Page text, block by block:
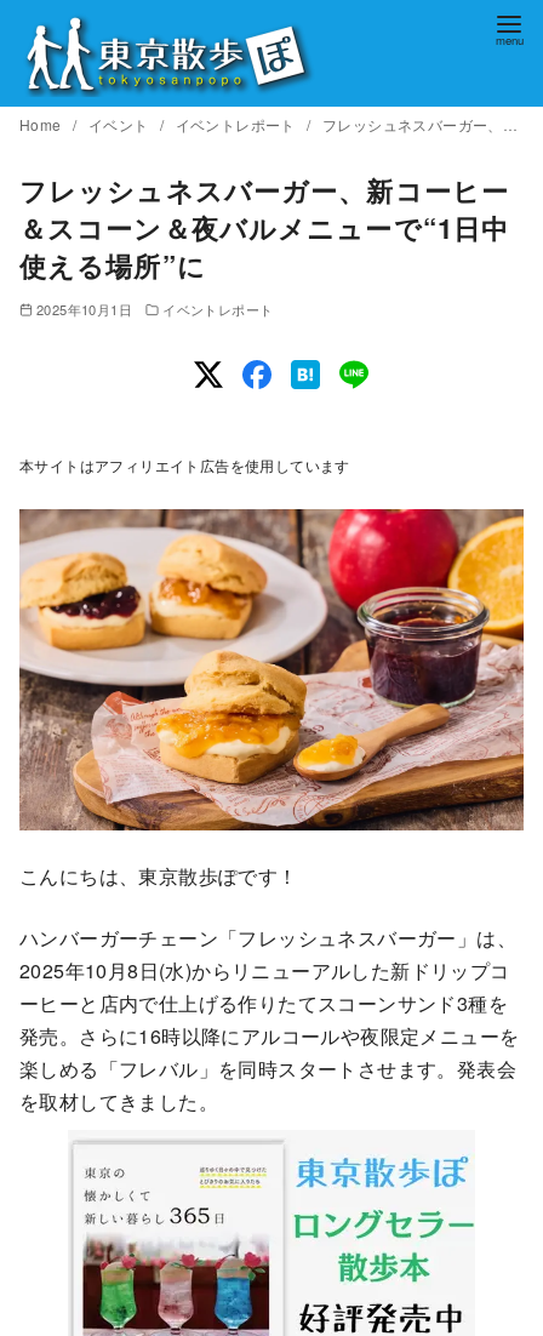
ンHome イベント イベントレポート フレッシュネスバーガー、新コーヒー＆スコーン＆夜バルメニューで“1日中使える場所”に
フレッシュネスバーガー、新コーヒー
＆スコーン＆夜バルメニューで“1日中
使える場所”に
2025年10月1日 イベントレポート
本サイトはアフィリエイト広告を使用しています
こんにちは、東京散歩ぽです！
ハンバーガーチェーン「フレッシュネスバーガー」は、
2025年10月8日(水)からリニューアルした新ドリップコ
ーヒーと店内で仕上げる作りたてスコーンサンド3種を
発売。さらに16時以降にアルコールや夜限定メニューを
楽しめる「フレバル」を同時スタートさせます。発表会
を取材してきました。